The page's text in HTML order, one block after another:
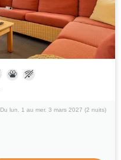
Du lun. 1 au mer. 3 mars 2027 (2 nuits)